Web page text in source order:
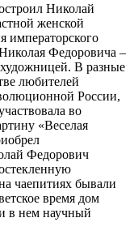
Николай
женской
императорского
Федоровича –
В разные
любителей
России,
во
«Веселая
Федорович
чаепитиях бывали
время дом
в нем научный